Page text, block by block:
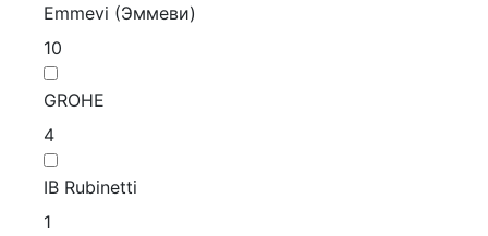
Emmevi (Эммеви)
10
GROHE
4
IB Rubinetti
1